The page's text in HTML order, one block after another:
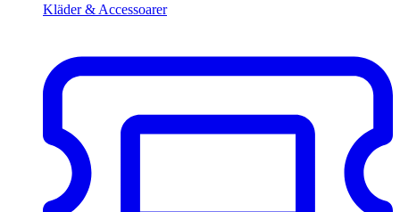
Kläder & Accessoarer